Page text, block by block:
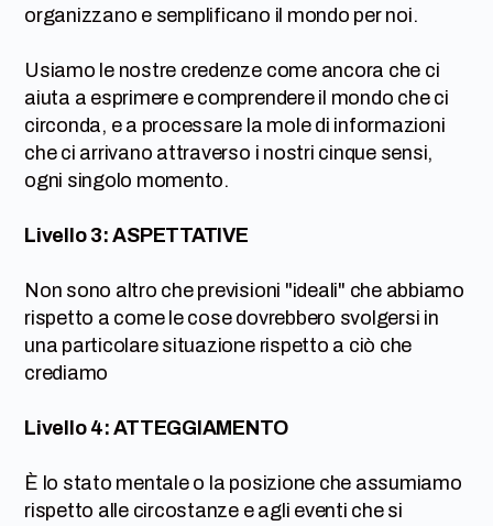
organizzano e semplificano il mondo per noi.
Usiamo le nostre credenze come ancora che ci
aiuta a esprimere e comprendere il mondo che ci
circonda, e a processare la mole di informazioni
che ci arrivano attraverso i nostri cinque sensi,
ogni singolo momento.
Livello 3: ASPETTATIVE
Non sono altro che previsioni "ideali" che abbiamo
rispetto a come le cose dovrebbero svolgersi in
una particolare situazione rispetto a ciò che
crediamo
Livello 4: ATTEGGIAMENTO
È lo stato mentale o la posizione che assumiamo
rispetto alle circostanze e agli eventi che si